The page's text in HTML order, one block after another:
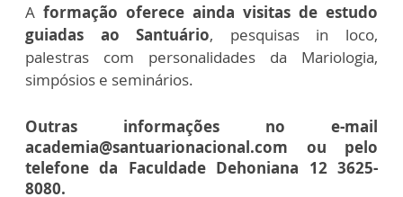
A formação oferece ainda visitas de estudo
guiadas ao Santuário, pesquisas in loco,
palestras com personalidades da Mariologia,
simpósios e seminários.
Outras informações no e-mail
academia@santuarionacional.com ou pelo
telefone da Faculdade Dehoniana 12 3625-
8080.